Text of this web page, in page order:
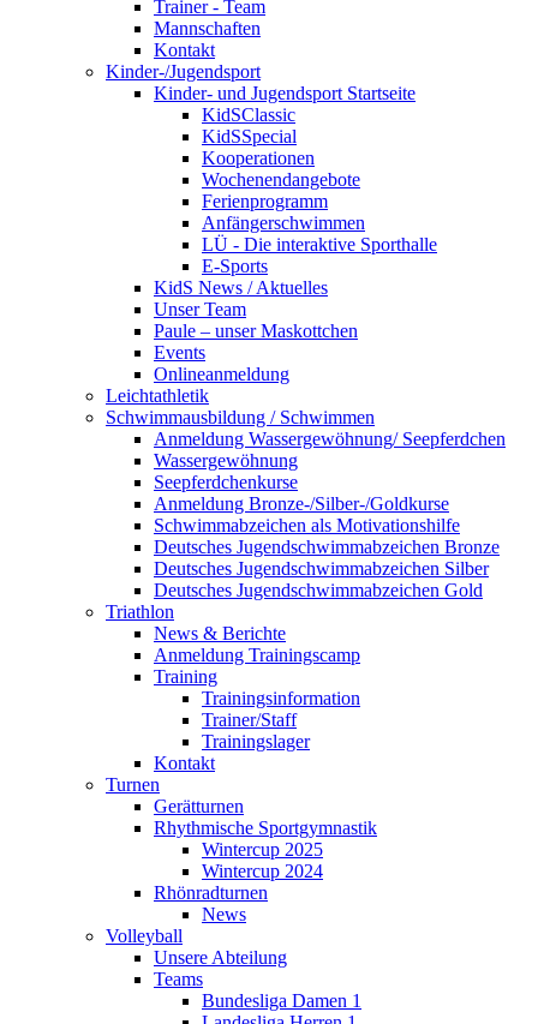
Trainer - Team
Mannschaften
Kontakt
Kinder-/Jugendsport
Kinder- und Jugendsport Startseite
KidSClassic
KidSSpecial
Kooperationen
Wochenendangebote
Ferienprogramm
Anfängerschwimmen
LÜ - Die interaktive Sporthalle
E-Sports
KidS News / Aktuelles
Unser Team
Paule – unser Maskottchen
Events
Onlineanmeldung
Leichtathletik
Schwimmausbildung / Schwimmen
Anmeldung Wassergewöhnung/ Seepferdchen
Wassergewöhnung
Seepferdchenkurse
Anmeldung Bronze-/Silber-/Goldkurse
Schwimmabzeichen als Motivationshilfe
Deutsches Jugendschwimmabzeichen Bronze
Deutsches Jugendschwimmabzeichen Silber
Deutsches Jugendschwimmabzeichen Gold
Triathlon
News & Berichte
Anmeldung Trainingscamp
Training
Trainingsinformation
Trainer/Staff
Trainingslager
Kontakt
Turnen
Gerätturnen
Rhythmische Sportgymnastik
Wintercup 2025
Wintercup 2024
Rhönradturnen
News
Volleyball
Unsere Abteilung
Teams
Bundesliga Damen 1